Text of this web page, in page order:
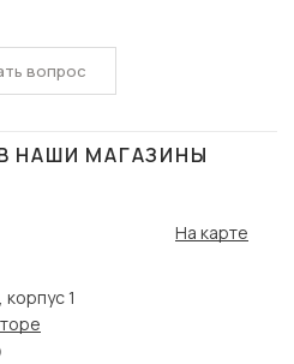
вопрос
НАШИ МАГАЗИНЫ
На карте
1